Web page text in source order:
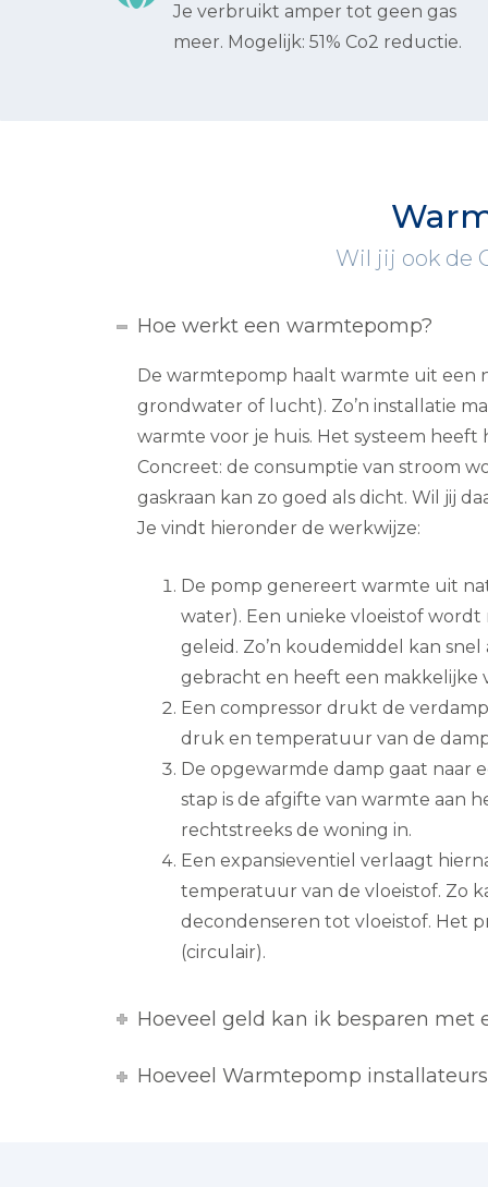
Je verbruikt amper tot geen gas
meer. Mogelijk: 51% Co2 reductie.
Wil jij ook de
Hoe werkt een warmtepomp?
De warmtepomp haalt warmte uit een
grondwater of lucht). Zo’n installatie
warmte voor je huis. Het systeem heeft
Concreet: de consumptie van stroom
gaskraan kan zo goed als dicht. Wil jij
Je vindt hieronder de werkwijze:
De pomp genereert warmte uit
water). Een unieke vloeistof wordt
geleid. Zo’n koudemiddel kan
gebracht en heeft een makkelijke
Een compressor drukt de
druk en temperatuur van de
De opgewarmde damp gaat naar
stap is de afgifte van warmte aan
rechtstreeks de woning in.
Een expansieventiel verlaagt
temperatuur van de vloeistof. Zo
decondenseren tot vloeistof. Het
(circulair).
Hoeveel geld kan ik besparen met
Hoeveel Warmtepomp